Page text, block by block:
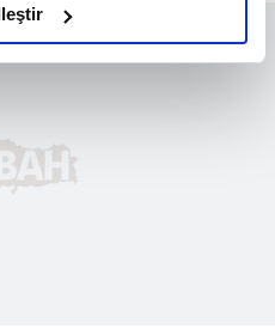
sunabilmek adına
ve bu noktada,
noktasında tek gelir
çerezlere izin vermedikleri
reklamlar